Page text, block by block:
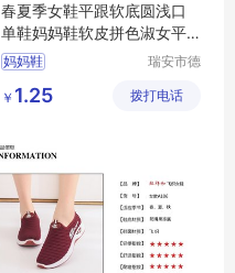
春夏季女鞋平跟软底圆浅口
单鞋妈妈鞋软皮拼色淑女平
底鞋懒人鞋女
妈妈鞋
瑞安市德
￥ 1.25 拨打电话